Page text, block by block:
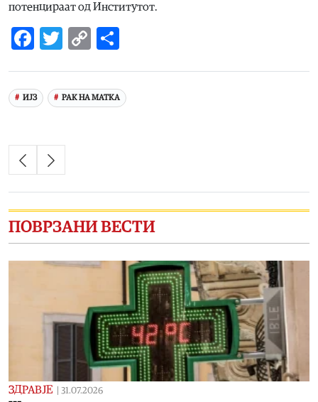
потенцираат од Институтот.
Facebook
Twitter
Copy
ИЈЗ РАК НА МАТКА
ПОВРЗАНИ ВЕСТИ
ЗДРАВЈЕ 31.07.2026